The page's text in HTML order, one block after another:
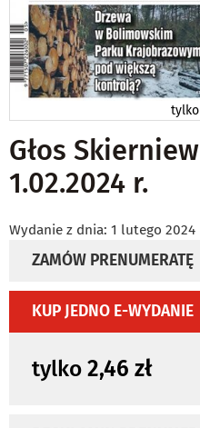
tylko
Głos
1.02.2024 r.
Wydanie z dnia: 1 lutego 2024
ZAMÓW PRENUMERATĘ
KUP JEDNO E-WYDANIE
tylko 2,46 zł